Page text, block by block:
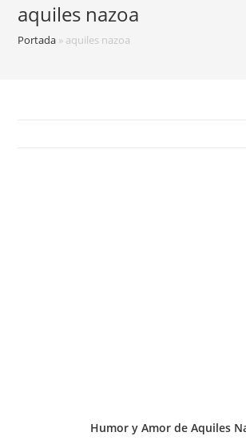
aquiles nazoa
Portada » aquiles nazoa
Humor y Amor de Aquiles